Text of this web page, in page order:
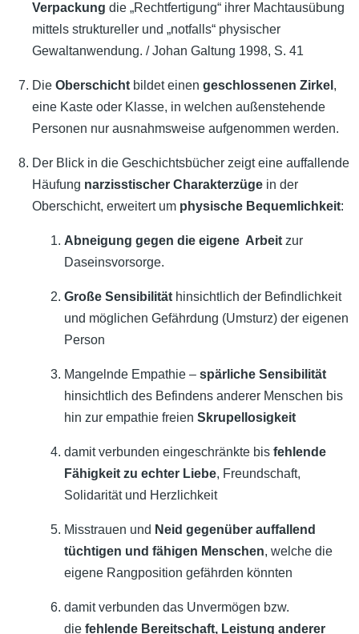
Verpackung die „Rechtfertigung“ ihrer Machtausübung
mittels struktureller und „notfalls“ physischer
Gewaltanwendung. / Johan Galtung 1998, S. 41
Die Oberschicht bildet einen geschlossenen Zirkel ,
eine Kaste oder Klasse, in welchen außenstehende
Personen nur ausnahmsweise aufgenommen werden.
Der Blick in die Geschichtsbücher zeigt eine auffallende
Häufung narzisstischer Charakterzüge in der
Oberschicht, erweitert um physische Bequemlichkeit:
Abneigung gegen die eigene Arbeit zur
Daseinsvorsorge.
Große Sensibilität hinsichtlich der Befindlichkeit
und möglichen Gefährdung (Umsturz) der eigenen
Person
Mangelnde Empathie – spärliche Sensibilität
hinsichtlich des Befindens anderer Menschen bis
hin zur empathie freien Skrupellosigkeit
damit verbunden eingeschränkte bis fehlende
Fähigkeit zu echter Liebe, Freundschaft,
Solidarität und Herzlichkeit
Misstrauen und Neid gegenüber auffallend
tüchtigen und fähigen Menschen, welche die
eigene Rangposition gefährden könnten
damit verbunden das Unvermögen bzw.
die fehlende Bereitschaft, Leistung anderer